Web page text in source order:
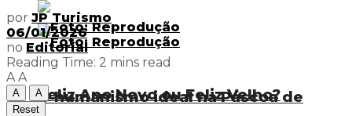
Feliz Ano Novo ou Feliz Velho?
O humanismo ideal na Páscoa de
por JP Turismo
06/01/2026
no Editorial
Reading Time: 2 mins read
A A
A
A
Reset